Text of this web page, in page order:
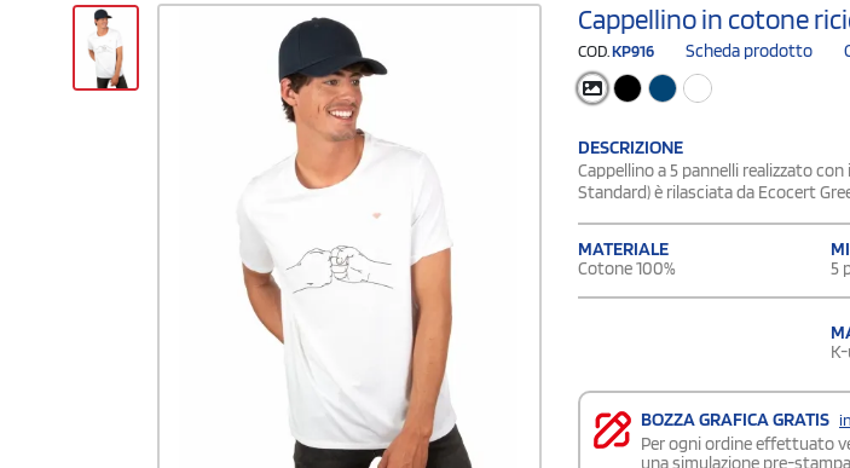
Cappellino in cotone
COD. KP916 Scheda prodotto
DESCRIZIONE
Cappellino a 5 pannelli realizzato
Standard) è rilasciata da Ecocert
MATERIALE
Cotone 100% 5
BOZZA GRAFICA GRATIS
Per ogni ordine effettuato
una simulazione pre-